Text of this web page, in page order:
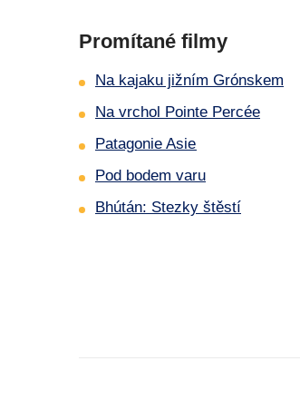
Promítané filmy
Na kajaku jižním Grónskem
Na vrchol Pointe Percée
Patagonie Asie
Pod bodem varu
Bhútán: Stezky štěstí